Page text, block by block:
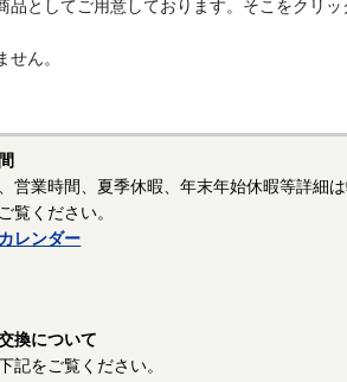
ありますが、国内で広く普及しているねじ
が付きます。通常はメートル細目ねじのよう
るねじ規格です。メートルねじは呼び径を
が付加されます。ねじのピッチ（ねじ山間の
るため、ピッチ表記が必須です。メートル並
用されているインチ系のねじです。JISでは
としてご用意しております。そこをクリッ
ん。
営業時間、夏季休暇、年末年始休暇等詳細
覧ください。
レンダー
換について
記をご覧ください。